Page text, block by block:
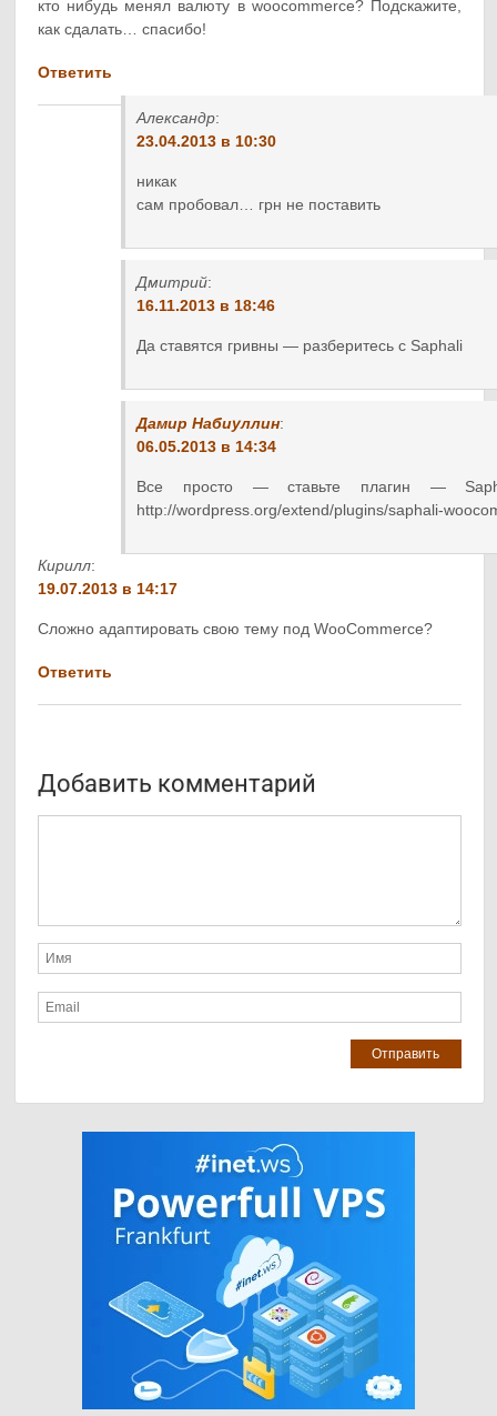
кто нибудь менял валюту в woocommerce? Подскажите,
как сдалать… спасибо!
Ответить
Александр:
23.04.2013 в 10:30
никак
сам пробовал… грн не поставить
Дмитрий:
16.11.2013 в 18:46
Да ставятся гривны — разберитесь с Saphali
Дамир Набиуллин:
06.05.2013 в 14:34
Все просто — ставьте плагин —
http://wordpress.org/extend/plugins/saphali-
Кирилл:
19.07.2013 в 14:17
Сложно адаптировать свою тему под WooCommerce?
Ответить
Добавить комментарий